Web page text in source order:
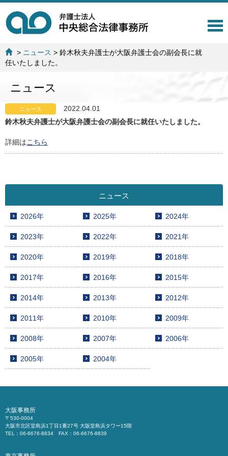
T
> ニュース >鈴木秋夫弁護士が大阪弁護士会の副会長に就
任いたしました。
ニュース
ニュース
2022.04.01
鈴木秋夫弁護士が大阪弁護士会の副会長に就任いたしました。
詳細はこちら
ニュース
2026年 2025年 2024年
2023年 2022年 2021年
2020年 2019年 2018年
2017年 2016年 2015年
2014年 2013年 2012年
2011年 2010年 2009年
2008年 2007年 2006年
2005年 2004年
大阪事務所
〒530-0004
大阪市北区堂島浜1丁目1番27号 大阪堂島浜タワー15階
TEL：06-6676-8834 FAX：06-6676-8839